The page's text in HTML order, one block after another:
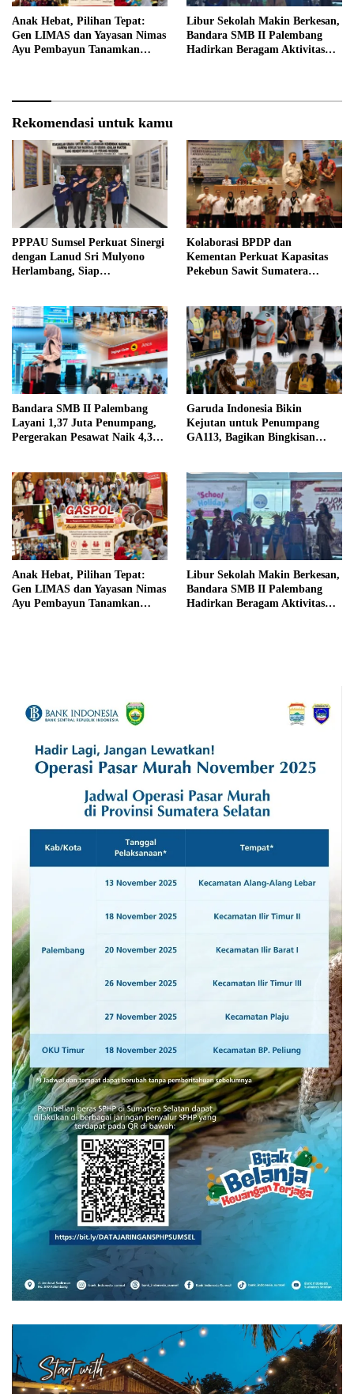
Anak Hebat, Pilihan Tepat:
Gen LIMAS dan Yayasan Nimas
Ayu Pembayun Tanamkan
Libur Sekolah Makin Berkesan,
Bandara SMB II Palembang
Hadirkan Beragam Aktivitas
Rekomendasi untuk kamu
PPPAU Sumsel Perkuat Sinergi
dengan Lanud Sri Mulyono
Herlambang, Siap
Kolaborasi BPDP dan
Kementan Perkuat Kapasitas
Pekebun Sawit Sumatera
Bandara SMB II Palembang
Layani 1,37 Juta Penumpang,
Pergerakan Pesawat Naik 4,3
Garuda Indonesia Bikin
Kejutan untuk Penumpang
GA113, Bagikan Bingkisan
Anak Hebat, Pilihan Tepat:
Gen LIMAS dan Yayasan Nimas
Ayu Pembayun Tanamkan
Libur Sekolah Makin Berkesan,
Bandara SMB II Palembang
Hadirkan Beragam Aktivitas